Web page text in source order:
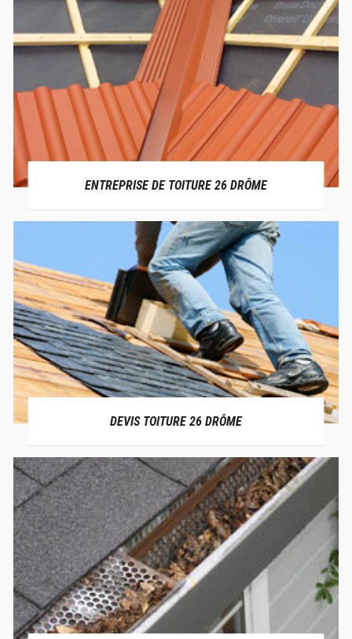
ENTREPRISE DE TOITURE 26 DRÔME
DEVIS TOITURE 26 DRÔME